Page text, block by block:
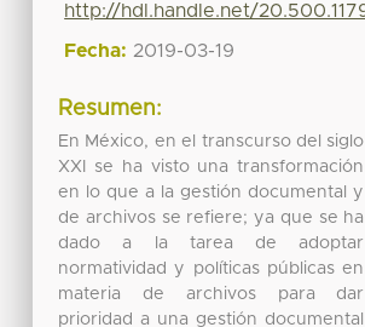
http://hdl.handle.net/
Fecha: 2019-03-19
Resumen:
En México, en el transcurso del siglo
XXI se ha visto una transformación
en lo que a la gestión documental y
de archivos se refiere; ya que se ha
dado a la tarea de adoptar
normatividad y políticas públicas en
materia de archivos para dar
prioridad a una gestión documental